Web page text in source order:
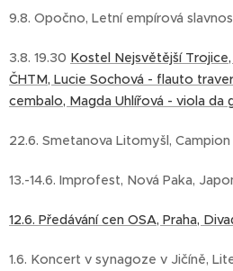
9.8. Opočno, Letní empírová
3.8. 19.30 Kostel Nejsvětější
ČHTM, Lucie Sochová - flauto
cembalo, Magda Uhlířová - viola da
22.6. Smetanova Litomyšl,
13.-14.6. Improfest, Nová Paka,
12.6. Předávání cen OSA, Praha,
1.6. Koncert v synagoze v Jičíně,